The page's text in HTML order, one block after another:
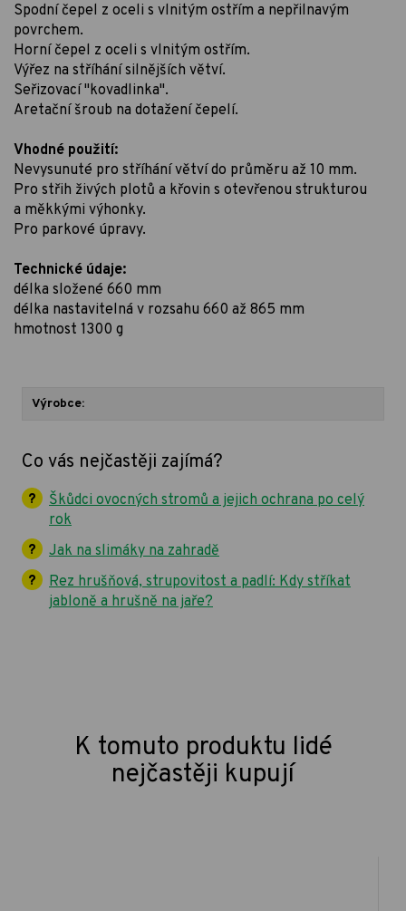
Spodní čepel z oceli s vlnitým ostřím a nepřilnavým
povrchem.
Horní čepel z oceli s vlnitým ostřím.
Výřez na stříhání silnějších větví.
Seřizovací "kovadlinka".
Aretační šroub na dotažení čepelí.
Vhodné použití:
Nevysunuté pro stříhání větví do průměru až 10 mm.
Pro střih živých plotů a křovin s otevřenou strukturou
a měkkými výhonky.
Pro parkové úpravy.
Technické údaje:
délka složené 660 mm
délka nastavitelná v rozsahu 660 až 865 mm
hmotnost 1300 g
Výrobce:
Co vás nejčastěji zajímá?
Škůdci ovocných stromů a jejich ochrana po celý
rok
Jak na slimáky na zahradě
Rez hrušňová, strupovitost a padlí: Kdy stříkat
jabloně a hrušně na jaře?
K tomuto produktu lidé
nejčastěji kupují